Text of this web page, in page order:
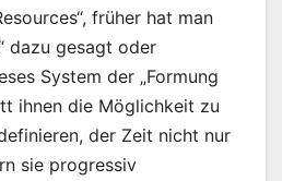
früher hat man
dazu gesagt oder
System der „Formung
ihnen die Möglichkeit zu
der Zeit nicht nur
sie progressiv